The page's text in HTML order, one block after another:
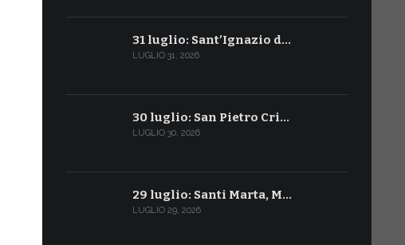
31 luglio: Sant’Ignazio d…
LUGLIO 31, 2026
30 luglio: San Pietro Cri…
LUGLIO 30, 2026
29 luglio: Santi Marta, M…
LUGLIO 29, 2026